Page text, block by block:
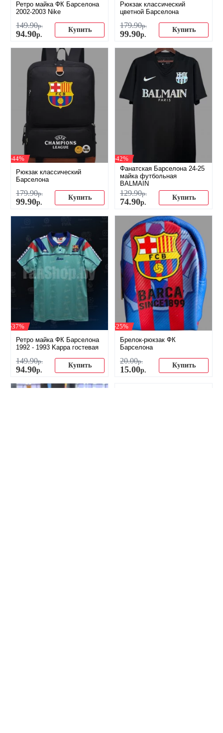
Ретро майка ФК Барселона
2002-2003 Nike
149.90р.
94.90р.
Купить
Рюкзак классический
цветной Барселона
179.90р.
99.90р.
Купить
-44%
Рюкзак классический
Барселона
179.90р.
99.90р.
Купить
-42%
Фанатская Барселона 24-25
майка футбольная
BALMAIN
129.90р.
74.90р.
Купить
-37%
Ретро майка ФК Барселона
1992 - 1993 Kappa гостевая
149.90р.
94.90р.
Купить
-25%
Брелок-рюкзак ФК
Барселона
20.00р.
15.00р.
Купить